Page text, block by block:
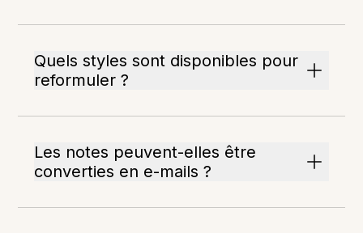
Quels styles sont disponibles pour
reformuler ?
Les notes peuvent-elles être
converties en e-mails ?